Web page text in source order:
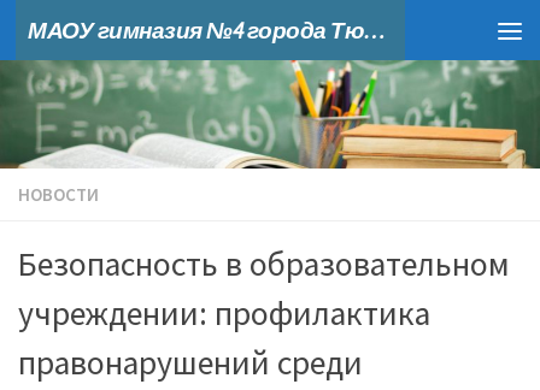
Skip to content МАОУ гимназия №4 города Тюмени
НОВОСТИ
Безопасность в образовательном
учреждении: профилактика
правонарушений среди